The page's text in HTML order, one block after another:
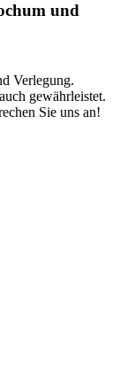
und
Verlegung.
gewährleistet.
Sie uns an!